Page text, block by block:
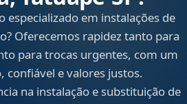
especializado em instalações de
Oferecemos rapidez tanto para
para trocas urgentes, com um
confiável e valores justos.
na instalação e substituição de